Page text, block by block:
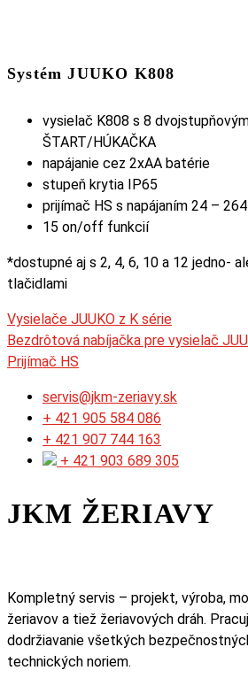
Systém JUUKO K808
vysielač K808 s 8
ŠTART/HÚKAČKA
napájanie cez 2xAA batérie
stupeň krytia IP65
prijímač HS s napájaním 24 –
15 on/off funkcií
*dostupné aj s 2, 4, 6, 10 a 12 jedno-
tlačidlami
Vysielače JUUKO z K série
Bezdrôtová nabíjačka pre vysielač
Prijímač HS
servis@jkm-zeriavy.sk
+ 421 905 584 086
+ 421 907 744 163​
+ 421 903 689 305
JKM ŽERIAVY
Kompletný servis – projekt, výroba,
žeriavov a tiež žeriavových dráh.
dodržiavanie všetkých
technických noriem.